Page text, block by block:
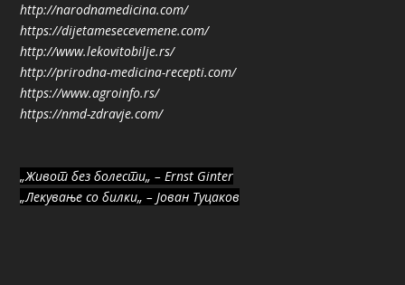
http://narodnamedicina.com/
https://dijetamesecevemene.com/
http://www.lekovitobilje.rs/
http://prirodna-medicina-recepti.com/
https://www.agroinfo.rs/
https://nmd-zdravje.com/
„Живот без болести„ – Ernst Ginter
„Лекување со билки„ – Јован Туцаков